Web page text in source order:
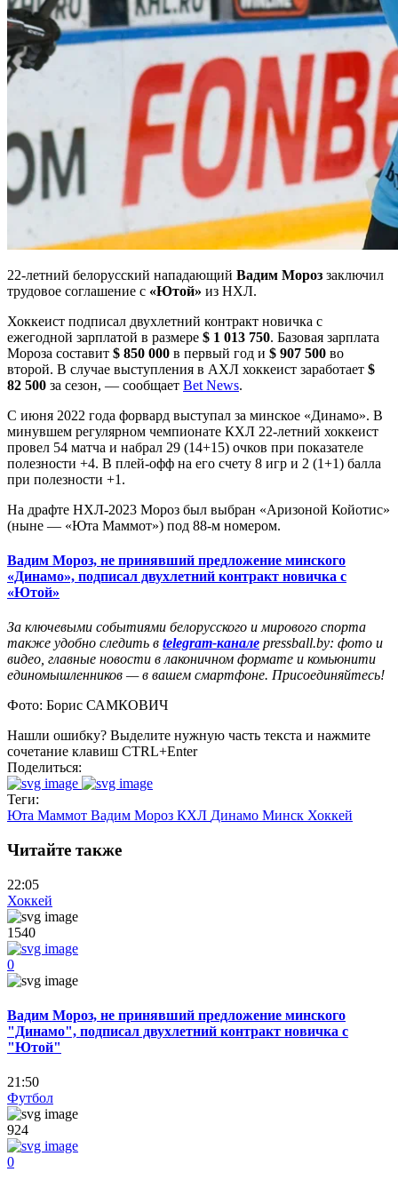
22-летний белорусский нападающий Вадим Мороз заключил
трудовое соглашение с «Ютой» из НХЛ.
Хоккеист подписал двухлетний контракт новичка с
ежегодной зарплатой в размере $ 1 013 750. Базовая зарплата
Мороза составит $ 850 000 в первый год и $ 907 500 во
второй. В случае выступления в АХЛ хоккеист заработает $
82 500 за сезон, — сообщает Bet News.
С июня 2022 года форвард выступал за минское «Динамо». В
минувшем регулярном чемпионате КХЛ 22-летний хоккеист
провел 54 матча и набрал 29 (14+15) очков при показателе
полезности +4. В плей-офф на его счету 8 игр и 2 (1+1) балла
при полезности +1.
На драфте НХЛ-2023 Мороз был выбран «Аризоной Койотис»
(ныне — «Юта Маммот») под 88-м номером.
Вадим Мороз, не принявший предложение минского
«Динамо», подписал двухлетний контракт новичка с
«Ютой»
За ключевыми событиями белорусского и мирового спорта
также удобно следить в telegram-канале pressball.by: фото и
видео, главные новости в лаконичном формате и комьюнити
единомышленников — в вашем смартфоне. Присоединяйтесь!
Фото: Борис САМКОВИЧ
Нашли ошибку? Выделите нужную часть текста и нажмите
сочетание клавиш CTRL+Enter
Поделиться:
Теги:
Юта Маммот Вадим Мороз КХЛ Динамо Минск Хоккей
Читайте также
22:05
Хоккей
1540
0
Вадим Мороз, не принявший предложение минского
"Динамо", подписал двухлетний контракт новичка с
"Ютой"
21:50
Футбол
924
0